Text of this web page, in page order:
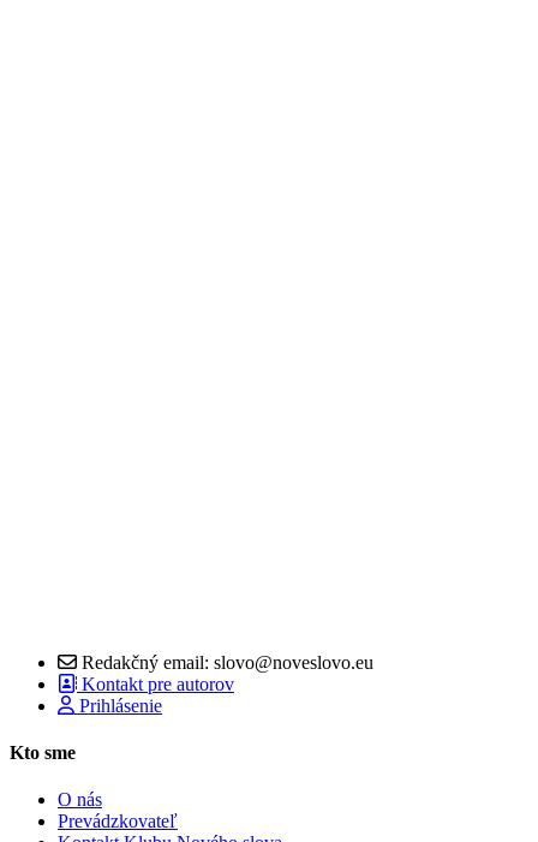
Redakčný email: slovo@noveslovo.eu
Kontakt pre autorov
Prihlásenie
Kto sme
O nás
Prevádzkovateľ